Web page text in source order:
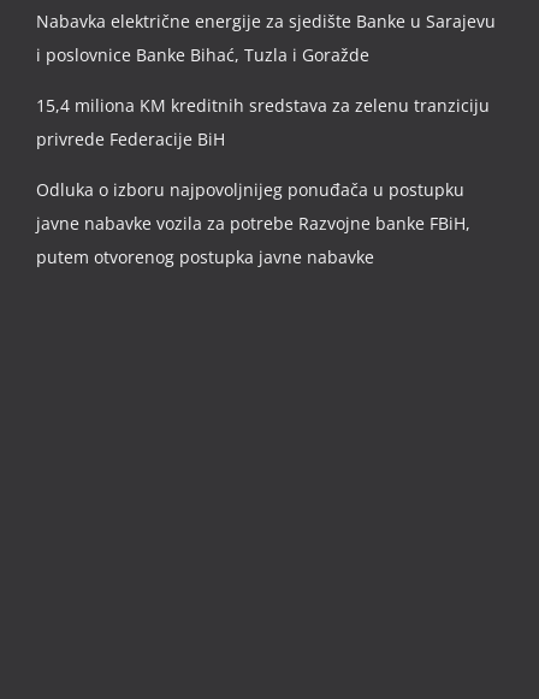
Nabavka električne energije za sjedište Banke u Sarajevu
i poslovnice Banke Bihać, Tuzla i Goražde
15,4 miliona KM kreditnih sredstava za zelenu tranziciju
privrede Federacije BiH
Odluka o izboru najpovoljnijeg ponuđača u postupku
javne nabavke vozila za potrebe Razvojne banke FBiH,
putem otvorenog postupka javne nabavke